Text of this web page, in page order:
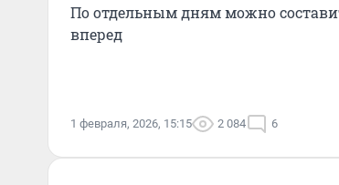
По отдельным дням можно
вперед
1 февраля, 2026, 15:15 2 084 6